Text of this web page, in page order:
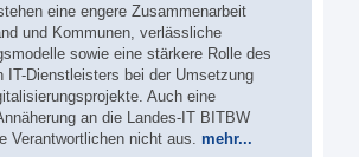
eine engere Zusammenarbeit
und Kommunen, verlässliche
sowie eine stärkere Rolle des
IT-Dienstleisters bei der Umsetzung
Auch eine
an die Landes-IT BITBW
Verantwortlichen nicht aus. mehr...